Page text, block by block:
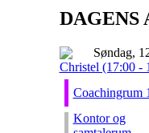
Søndag,
Christel (17:00 -
Coachingrum
Kontor og